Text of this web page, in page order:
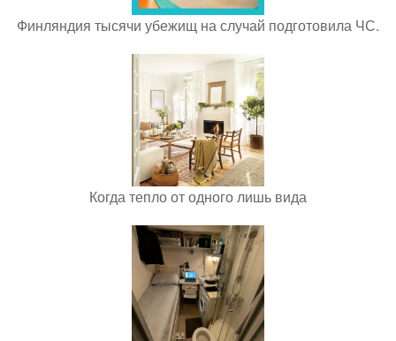
Финляндия тысячи убежищ на случай подготовила ЧС.
Когда тепло от одного лишь вида